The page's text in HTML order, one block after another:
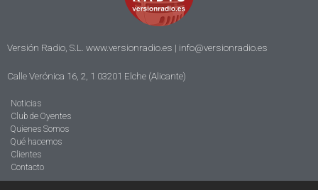
Versión Radio, S.L. www.versionradio.es | info@versionradio.es
Calle Verónica 16, 2, 1 03201 Elche (Alicante)
Noticias
Club de Oyentes
Quienes Somos
Qué hacemos
Clientes
Contacto